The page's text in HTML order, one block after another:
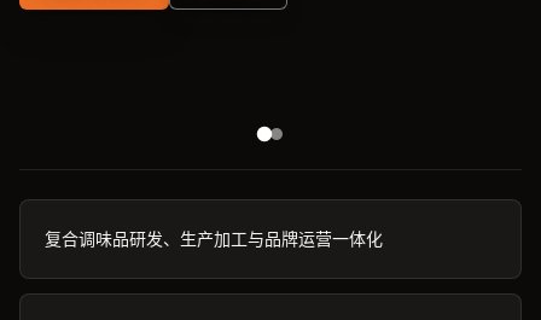
复合调味品研发、生产加工与品牌运营一体化